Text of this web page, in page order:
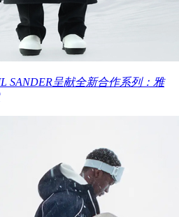
SANDER呈献全新合作系列：雅